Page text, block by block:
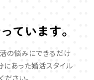
の悩みにできるだけ
にあった婚活スタイル